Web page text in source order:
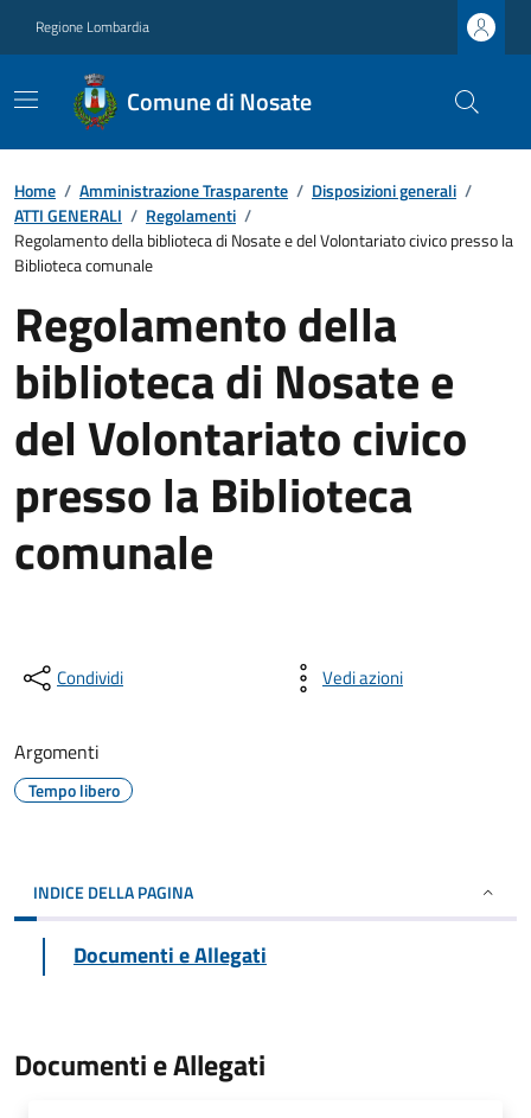
Regione Lombardia
Comune di Nosate
Home / Amministrazione Trasparente / Disposizioni generali /
ATTI GENERALI / Regolamenti /
Regolamento della biblioteca di Nosate e del Volontariato civico presso la
Biblioteca comunale
Regolamento della
biblioteca di Nosate e
del Volontariato civico
presso la Biblioteca
comunale
Condividi Vedi azioni
Argomenti
Tempo libero
INDICE DELLA PAGINA
Documenti e Allegati
Documenti e Allegati